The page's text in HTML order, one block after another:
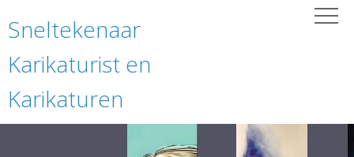
Sneltekenaar
Karikaturist en
Karikaturen